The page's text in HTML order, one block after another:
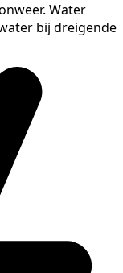
Water
bij dreigende